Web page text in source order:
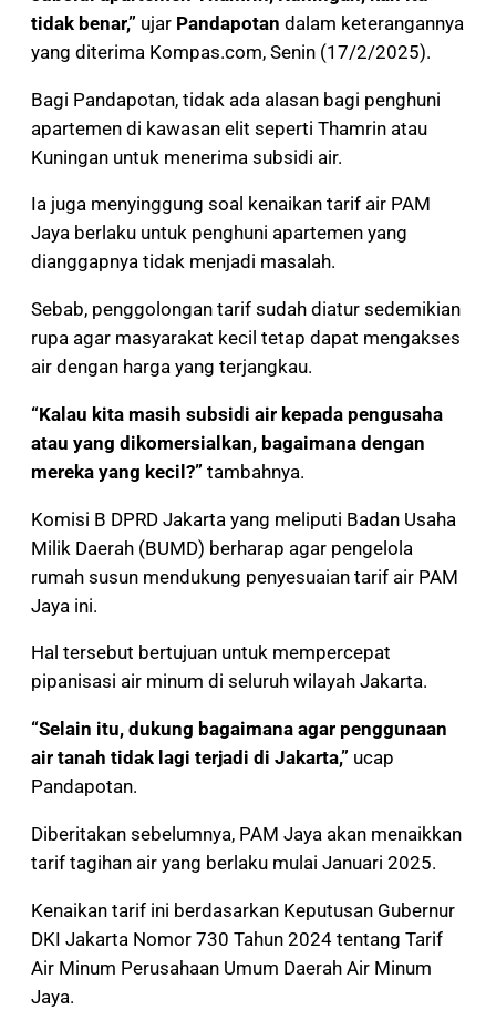
tidak benar,” ujar Pandapotan dalam keterangannya
yang diterima Kompas.com, Senin (17/2/2025).
Bagi Pandapotan, tidak ada alasan bagi penghuni
apartemen di kawasan elit seperti Thamrin atau
Kuningan untuk menerima subsidi air.
Ia juga menyinggung soal kenaikan tarif air PAM
Jaya berlaku untuk penghuni apartemen yang
dianggapnya tidak menjadi masalah.
Sebab, penggolongan tarif sudah diatur sedemikian
rupa agar masyarakat kecil tetap dapat mengakses
air dengan harga yang terjangkau.
“Kalau kita masih subsidi air kepada pengusaha
atau yang dikomersialkan, bagaimana dengan
mereka yang kecil?” tambahnya.
Komisi B DPRD Jakarta yang meliputi Badan Usaha
Milik Daerah (BUMD) berharap agar pengelola
rumah susun mendukung penyesuaian tarif air PAM
Jaya ini.
Hal tersebut bertujuan untuk mempercepat
pipanisasi air minum di seluruh wilayah Jakarta.
“Selain itu, dukung bagaimana agar penggunaan
air tanah tidak lagi terjadi di Jakarta,” ucap
Pandapotan.
Diberitakan sebelumnya, PAM Jaya akan menaikkan
tarif tagihan air yang berlaku mulai Januari 2025.
Kenaikan tarif ini berdasarkan Keputusan Gubernur
DKI Jakarta Nomor 730 Tahun 2024 tentang Tarif
Air Minum Perusahaan Umum Daerah Air Minum
Jaya.